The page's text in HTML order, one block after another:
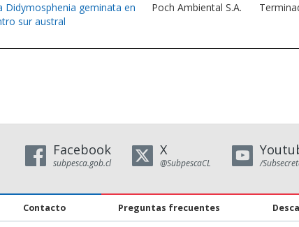
Didymosphenia geminata en
sur austral
Poch Ambiental S.A.
Facebook
subpesca.gob.cl
X
@SubpescaCL /
Contacto Preguntas frecuentes